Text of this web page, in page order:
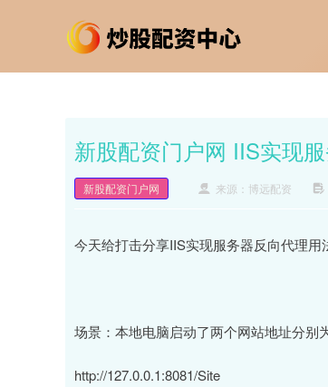
新股配资门户网 IIS实现
新股配资门户网 来源：博远配资
今天给打击分享IIS实现服务器反向代理
场景：本地电脑启动了两个网站地址分别
http://127.0.0.1:8081/Site